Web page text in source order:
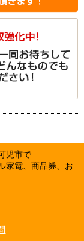
児市で
家電、商品券、お